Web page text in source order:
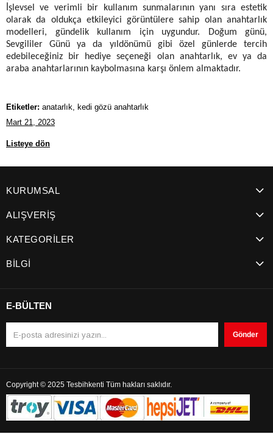
İşlevsel ve verimli bir kullanım sunmalarının yanı sıra estetik
olarak da oldukça etkileyici görüntülere sahip olan anahtarlık
modelleri, gündelik kullanım için uygundur. Doğum günü,
Sevgililer Günü ya da yıldönümü gibi özel günlerde tercih
edebileceğiniz bir hediye seçeneği olan anahtarlık, ev ya da
araba anahtarlarının kaybolmasına karşı önlem almaktadır.
Etiketler: anatarlık, kedi gözü anahtarlık
Mart 21, 2023
Listeye dön
KURUMSAL
ALIŞVERİŞ
KATEGORİLER
BİLGİ
E-BÜLTEN
Gönder
Copyright © 2025 Tesbihkenti Tüm hakları saklıdır.